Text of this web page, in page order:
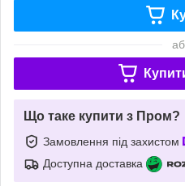
Що таке купити з Пром?
Замовлення під захистом
Доступна доставка